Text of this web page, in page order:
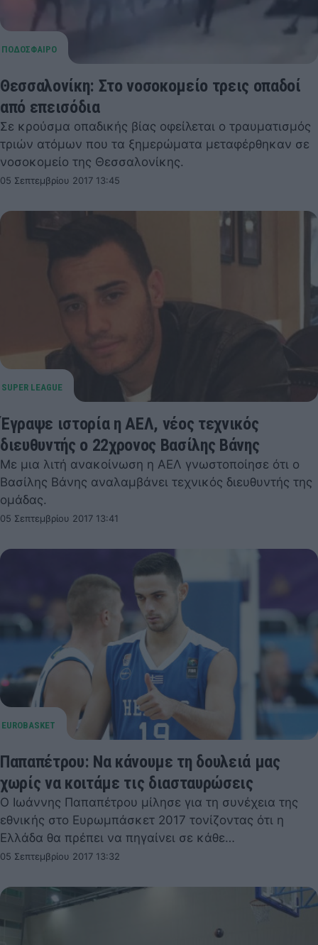
Θεσσαλονίκη: Στο νοσοκομείο τρεις οπαδοί
από επεισόδια
Σε κρούσμα οπαδικής βίας οφείλεται ο τραυματισμός
τριών ατόμων που τα ξημερώματα μεταφέρθηκαν σε
νοσοκομείο της Θεσσαλονίκης.
05 Σεπτεμβρίου 2017 13:45
Έγραψε ιστορία η ΑΕΛ, νέος τεχνικός
διευθυντής ο 22χρονος Βασίλης Βάνης
Με μια λιτή ανακοίνωση η ΑΕΛ γνωστοποίησε ότι ο
Βασίλης Βάνης αναλαμβάνει τεχνικός διευθυντής της
ομάδας.
05 Σεπτεμβρίου 2017 13:41
Παπαπέτρου: Να κάνουμε τη δουλειά μας
χωρίς να κοιτάμε τις διασταυρώσεις
Ο Ιωάννης Παπαπέτρου μίλησε για τη συνέχεια της
εθνικής στο Ευρωμπάσκετ 2017 τονίζοντας ότι η
Ελλάδα θα πρέπει να πηγαίνει σε κάθε…
05 Σεπτεμβρίου 2017 13:32